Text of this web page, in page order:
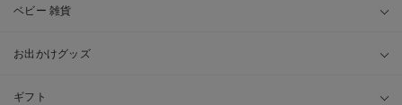
ベビー 雑貨
お出かけグッズ
ギフト